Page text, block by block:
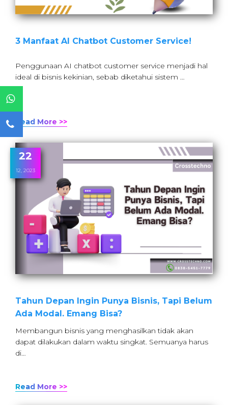
3 Manfaat AI Chatbot Customer Service!
Penggunaan AI chatbot customer service menjadi hal
ideal di bisnis kekinian, sebab diketahui sistem …
Read More >>
22
12, 2023
Tahun Depan Ingin Punya Bisnis, Tapi Belum
Ada Modal. Emang Bisa?
Membangun bisnis yang menghasilkan tidak akan
dapat dilakukan dalam waktu singkat. Semuanya harus
di…
Read More >>